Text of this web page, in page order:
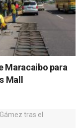
Maracaibo para
Mall